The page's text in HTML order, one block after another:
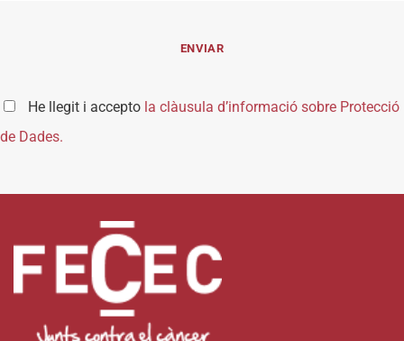
He llegit i accepto la clàusula d’informació sobre Protecció
de Dades.